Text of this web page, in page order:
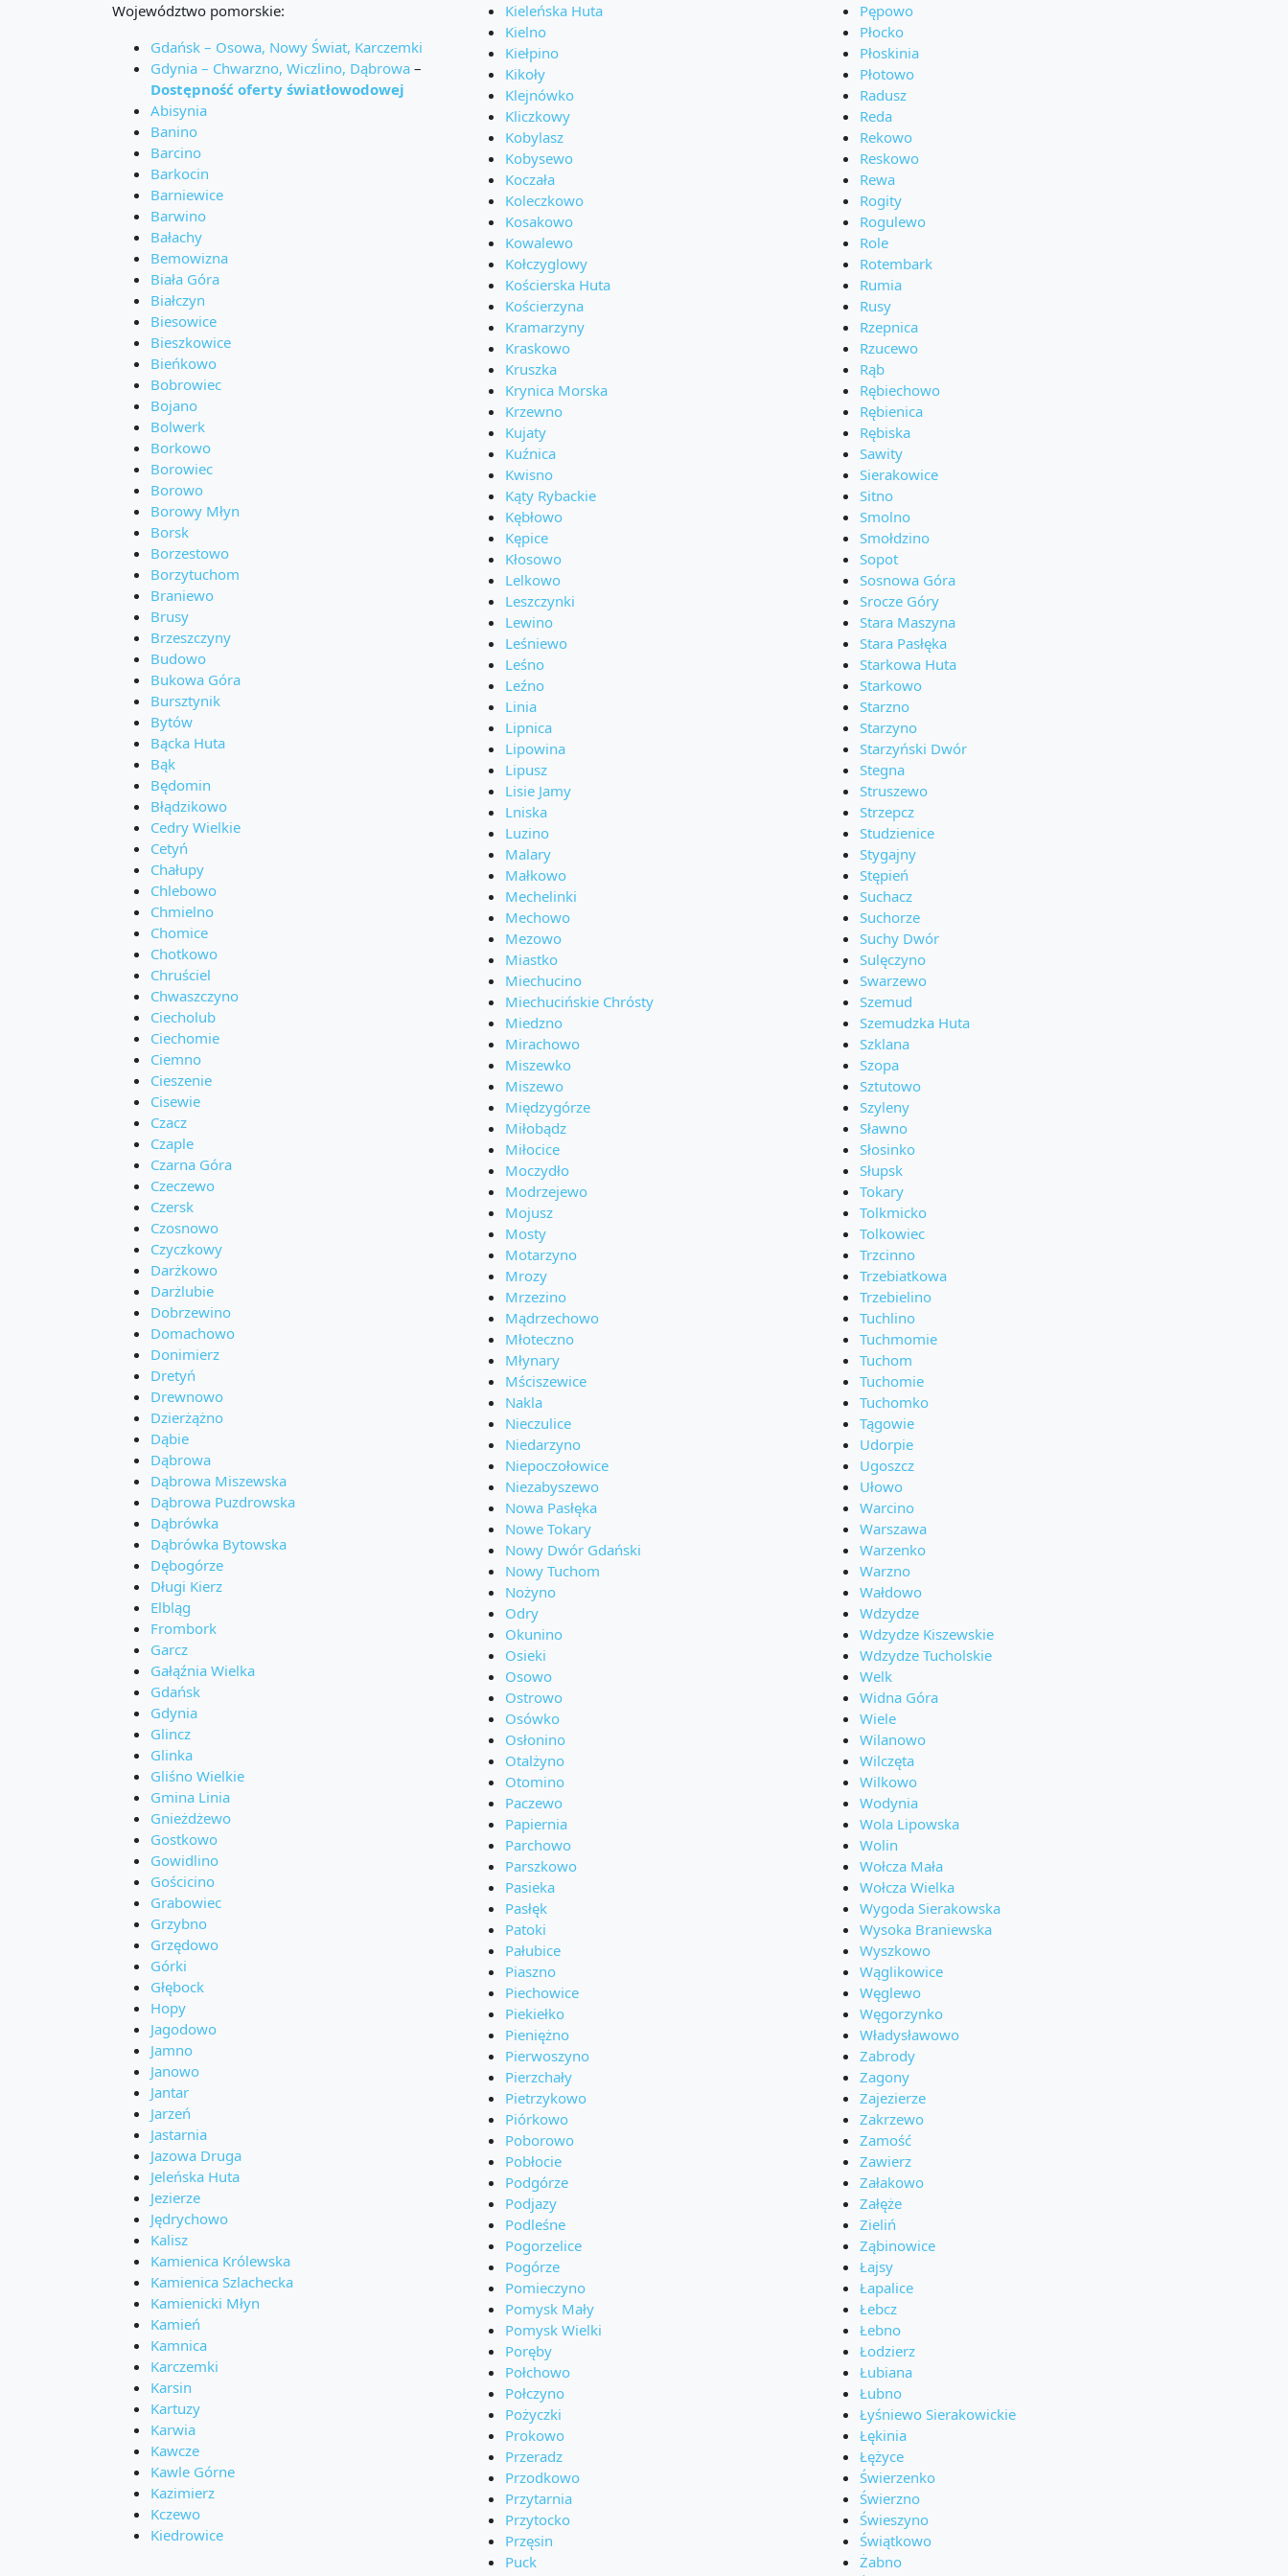
Województwo pomorskie:
Gdańsk – Osowa, Nowy Świat, Karczemki
Gdynia – Chwarzno, Wiczlino, Dąbrowa –
Dostępność oferty światłowodowej
Abisynia
Banino
Barcino
Barkocin
Barniewice
Barwino
Bałachy
Bemowizna
Biała Góra
Białczyn
Biesowice
Bieszkowice
Bieńkowo
Bobrowiec
Bojano
Bolwerk
Borkowo
Borowiec
Borowo
Borowy Młyn
Borsk
Borzestowo
Borzytuchom
Braniewo
Brusy
Brzeszczyny
Budowo
Bukowa Góra
Bursztynik
Bytów
Bącka Huta
Bąk
Będomin
Błądzikowo
Cedry Wielkie
Cetyń
Chałupy
Chlebowo
Chmielno
Chomice
Chotkowo
Chruściel
Chwaszczyno
Ciecholub
Ciechomie
Ciemno
Cieszenie
Cisewie
Czacz
Czaple
Czarna Góra
Czeczewo
Czersk
Czosnowo
Czyczkowy
Darżkowo
Darżlubie
Dobrzewino
Domachowo
Donimierz
Dretyń
Drewnowo
Dzierżążno
Dąbie
Dąbrowa
Dąbrowa Miszewska
Dąbrowa Puzdrowska
Dąbrówka
Dąbrówka Bytowska
Dębogórze
Długi Kierz
Elbląg
Frombork
Garcz
Gałąźnia Wielka
Gdańsk
Gdynia
Glincz
Glinka
Gliśno Wielkie
Gmina Linia
Gnieżdżewo
Gostkowo
Gowidlino
Gościcino
Grabowiec
Grzybno
Grzędowo
Górki
Głębock
Hopy
Jagodowo
Jamno
Janowo
Jantar
Jarzeń
Jastarnia
Jazowa Druga
Jeleńska Huta
Jezierze
Jędrychowo
Kalisz
Kamienica Królewska
Kamienica Szlachecka
Kamienicki Młyn
Kamień
Kamnica
Karczemki
Karsin
Kartuzy
Karwia
Kawcze
Kawle Górne
Kazimierz
Kczewo
Kiedrowice
Kieleńska Huta
Kielno
Kiełpino
Kikoły
Klejnówko
Kliczkowy
Kobylasz
Kobysewo
Koczała
Koleczkowo
Kosakowo
Kowalewo
Kołczyglowy
Kościerska Huta
Kościerzyna
Kramarzyny
Kraskowo
Kruszka
Krynica Morska
Krzewno
Kujaty
Kuźnica
Kwisno
Kąty Rybackie
Kębłowo
Kępice
Kłosowo
Lelkowo
Leszczynki
Lewino
Leśniewo
Leśno
Leźno
Linia
Lipnica
Lipowina
Lipusz
Lisie Jamy
Lniska
Luzino
Malary
Małkowo
Mechelinki
Mechowo
Mezowo
Miastko
Miechucino
Miechucińskie Chrósty
Miedzno
Mirachowo
Miszewko
Miszewo
Międzygórze
Miłobądz
Miłocice
Moczydło
Modrzejewo
Mojusz
Mosty
Motarzyno
Mrozy
Mrzezino
Mądrzechowo
Młoteczno
Młynary
Mściszewice
Nakla
Nieczulice
Niedarzyno
Niepoczołowice
Niezabyszewo
Nowa Pasłęka
Nowe Tokary
Nowy Dwór Gdański
Nowy Tuchom
Nożyno
Odry
Okunino
Osieki
Osowo
Ostrowo
Osówko
Osłonino
Otalżyno
Otomino
Paczewo
Papiernia
Parchowo
Parszkowo
Pasieka
Pasłęk
Patoki
Pałubice
Piaszno
Piechowice
Piekiełko
Pieniężno
Pierwoszyno
Pierzchały
Pietrzykowo
Piórkowo
Poborowo
Pobłocie
Podgórze
Podjazy
Podleśne
Pogorzelice
Pogórze
Pomieczyno
Pomysk Mały
Pomysk Wielki
Poręby
Połchowo
Połczyno
Pożyczki
Prokowo
Przeradz
Przodkowo
Przytarnia
Przytocko
Przęsin
Puck
Pępowo
Płocko
Płoskinia
Płotowo
Radusz
Reda
Rekowo
Reskowo
Rewa
Rogity
Rogulewo
Role
Rotembark
Rumia
Rusy
Rzepnica
Rzucewo
Rąb
Rębiechowo
Rębienica
Rębiska
Sawity
Sierakowice
Sitno
Smolno
Smołdzino
Sopot
Sosnowa Góra
Srocze Góry
Stara Maszyna
Stara Pasłęka
Starkowa Huta
Starkowo
Starzno
Starzyno
Starzyński Dwór
Stegna
Struszewo
Strzepcz
Studzienice
Stygajny
Stępień
Suchacz
Suchorze
Suchy Dwór
Sulęczyno
Swarzewo
Szemud
Szemudzka Huta
Szklana
Szopa
Sztutowo
Szyleny
Sławno
Słosinko
Słupsk
Tokary
Tolkmicko
Tolkowiec
Trzcinno
Trzebiatkowa
Trzebielino
Tuchlino
Tuchmomie
Tuchom
Tuchomie
Tuchomko
Tągowie
Udorpie
Ugoszcz
Ułowo
Warcino
Warszawa
Warzenko
Warzno
Wałdowo
Wdzydze
Wdzydze Kiszewskie
Wdzydze Tucholskie
Welk
Widna Góra
Wiele
Wilanowo
Wilczęta
Wilkowo
Wodynia
Wola Lipowska
Wolin
Wołcza Mała
Wołcza Wielka
Wygoda Sierakowska
Wysoka Braniewska
Wyszkowo
Wąglikowice
Węglewo
Węgorzynko
Władysławowo
Zabrody
Zagony
Zajezierze
Zakrzewo
Zamość
Zawierz
Załakowo
Załęże
Zieliń
Ząbinowice
Łajsy
Łapalice
Łebcz
Łebno
Łodzierz
Łubiana
Łubno
Łyśniewo Sierakowickie
Łękinia
Łężyce
Świerzenko
Świerzno
Świeszyno
Świątkowo
Żabno